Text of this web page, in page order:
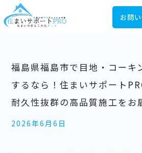
お問
福島県福島市で目地・コーキ
するなら！住まいサポート
耐久性抜群の高品質施工をお
2026年6月6日